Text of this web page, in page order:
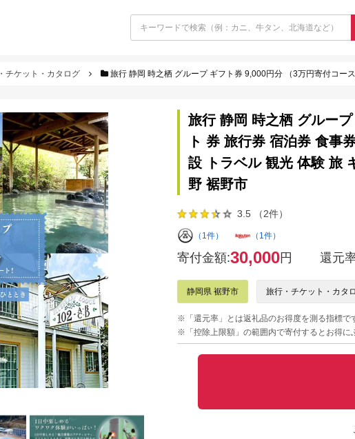
チケット・カタログ 旅行 静岡 時之栖 グループ ギフト券 9,000円分 （3万円寄付コース） チケット 券 旅行券 宿泊券 食事
旅行 静岡 時之栖 グルー
ト 券 旅行券 宿泊券 食事
設 トラベル 観光 体験 旅
野 裾野市
3.5 （2件）
（1件） （1件）
寄付金額:30,000円 還元
静岡県 裾野市 旅行・チケット・カタ
※「還元率」とは返礼品のお得度を測る指標で
※「控除上限額」の範囲内で寄付するとお得に